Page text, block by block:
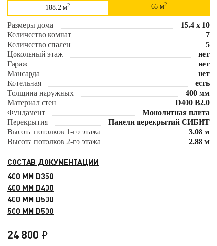
188.2 м2 66 м2
Размеры дома
15.4 х 10
Количество комнат
7
Количество спален
5
Цокольный этаж
нет
Гараж
нет
Мансарда
нет
Котельная
есть
Толщина наружных
400 мм
Материал стен
D400 B2.0
Фундамент
Монолитная плита
Перекрытия
Панели перекрытий СИБИТ
Высота потолков 1-го этажа
3.08 м
Высота потолков 2-го этажа
2.88 м
СОСТАВ ДОКУМЕНТАЦИИ
400 ММ D350
400 ММ D400
400 ММ D500
500 ММ D500
24 800 i